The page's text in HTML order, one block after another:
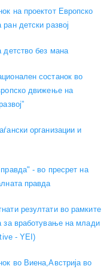
на проектот Европско
детски развој
детство без мана
состанок во
движење на
организации и
- во пресрет на
правда
резултати во рамките
за вработување на млади
- YEI)
во Виена,Австрија во